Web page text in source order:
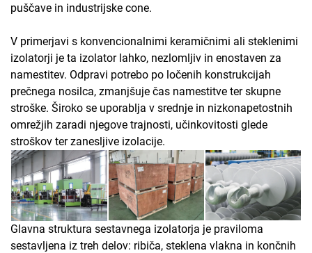
puščave in industrijske cone.
V primerjavi s konvencionalnimi keramičnimi ali steklenimi
izolatorji je ta izolator lahko, nezlomljiv in enostaven za
namestitev. Odpravi potrebo po ločenih konstrukcijah
prečnega nosilca, zmanjšuje čas namestitve ter skupne
stroške. Široko se uporablja v srednje in nizkonapetostnih
omrežjih zaradi njegove trajnosti, učinkovitosti glede
stroškov ter zanesljive izolacije.
Glavna struktura sestavnega izolatorja je praviloma
sestavljena iz treh delov: ribiča, steklena vlakna in končnih